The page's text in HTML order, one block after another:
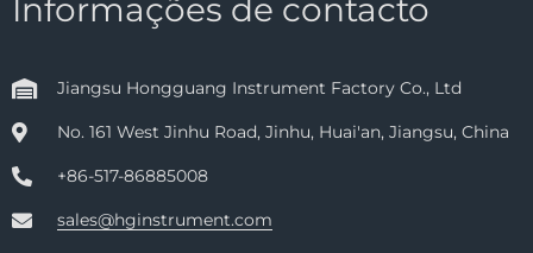
Informações de contacto
Jiangsu Hongguang Instrument Factory Co., Ltd
No. 161 West Jinhu Road, Jinhu, Huai'an, Jiangsu, China
+86-517-86885008
sales@hginstrument.com